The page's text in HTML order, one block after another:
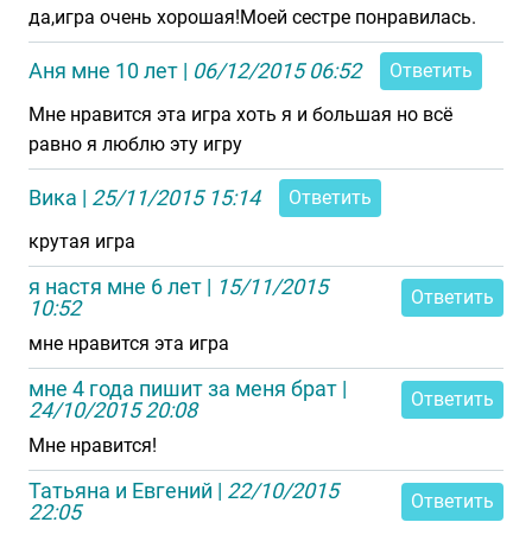
да,игра очень хорошая!Моей сестре понравилась.
Аня мне 10 лет | 06/12/2015 06:52
Ответить
Мне нравится эта игра хоть я и большая но всё
равно я люблю эту игру
Вика | 25/11/2015 15:14
Ответить
крутая игра
я настя мне 6 лет | 15/11/2015
10:52
Ответить
мне нравится эта игра
мне 4 года пишит за меня брат |
24/10/2015 20:08
Ответить
Мне нравится!
Татьяна и Евгений | 22/10/2015
22:05
Ответить